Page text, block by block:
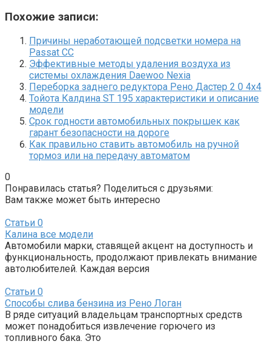
Похожие записи:
Причины неработающей подсветки номера на
Passat CC
Эффективные методы удаления воздуха из
системы охлаждения Daewoo Nexia
Переборка заднего редуктора Рено Дастер 2 0 4х4
Тойота Калдина ST 195 характеристики и описание
модели
Срок годности автомобильных покрышек как
гарант безопасности на дороге
Как правильно ставить автомобиль на ручной
тормоз или на передачу автоматом
0
Понравилась статья? Поделиться с друзьями:
Вам также может быть интересно
Статьи 0
Калина все модели
Автомобили марки, ставящей акцент на доступность и
функциональность, продолжают привлекать внимание
автолюбителей. Каждая версия
Статьи 0
Способы слива бензина из Рено Логан
В ряде ситуаций владельцам транспортных средств
может понадобиться извлечение горючего из
топливного бака. Это